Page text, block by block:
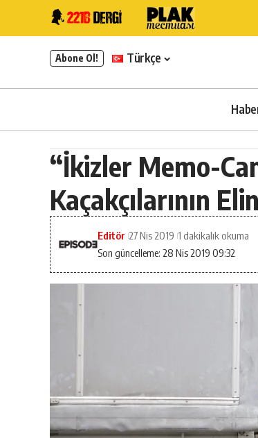
Abone Ol! Türkçe
“İkizler Memo-
Kaçakçılarının
Son güncelleme: 28 Nis 2019 09:32
Editör 27 Nis 2019 1 dakikalık okuma